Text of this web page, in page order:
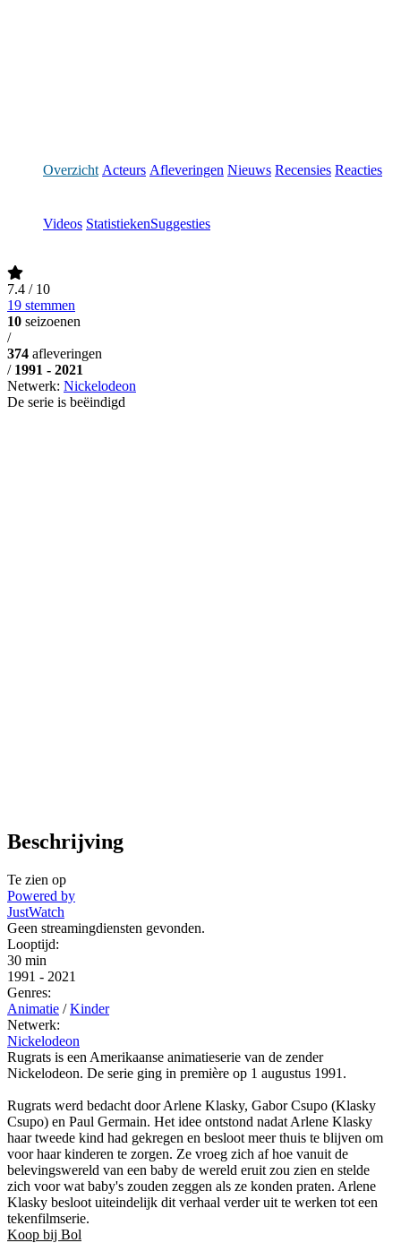
Overzicht Acteurs Afleveringen Nieuws Recensies Reacties
Videos StatistiekenSuggesties
7.4 / 10
19 stemmen
10 seizoenen
/
374 afleveringen
/ 1991 - 2021
Netwerk: Nickelodeon
De serie is beëindigd
Beschrijving
Te zien op
Powered by
JustWatch
Geen streamingdiensten gevonden.
Looptijd:
30 min
1991 - 2021
Genres:
Animatie / Kinder
Netwerk:
Nickelodeon
Rugrats is een Amerikaanse animatieserie van de zender
Nickelodeon. De serie ging in première op 1 augustus 1991.
Rugrats werd bedacht door Arlene Klasky, Gabor Csupo (Klasky
Csupo) en Paul Germain. Het idee ontstond nadat Arlene Klasky
haar tweede kind had gekregen en besloot meer thuis te blijven om
voor haar kinderen te zorgen. Ze vroeg zich af hoe vanuit de
belevingswereld van een baby de wereld eruit zou zien en stelde
zich voor wat baby's zouden zeggen als ze konden praten. Arlene
Klasky besloot uiteindelijk dit verhaal verder uit te werken tot een
tekenfilmserie.
Koop bij Bol